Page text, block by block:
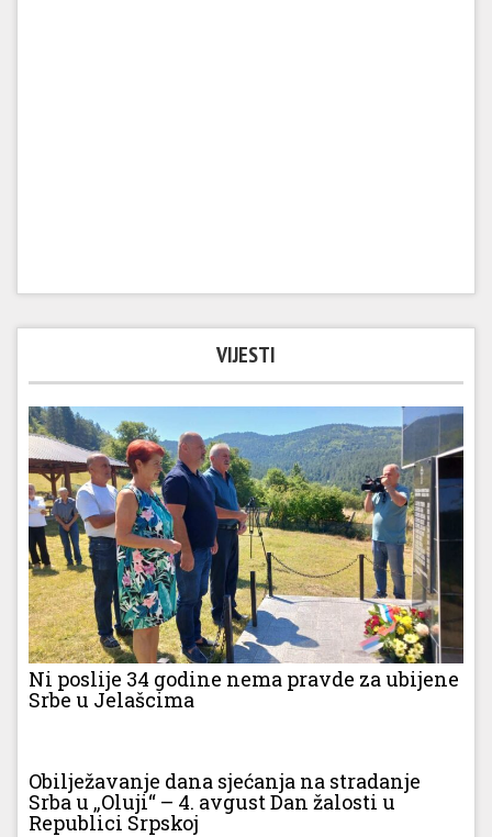
VIJESTI
Ni poslije 34 godine nema pravde za ubijene
Srbe u Jelašcima
Obilježavanje dana sjećanja na stradanje
Srba u „Oluji“ – 4. avgust Dan žalosti u
Republici Srpskoj